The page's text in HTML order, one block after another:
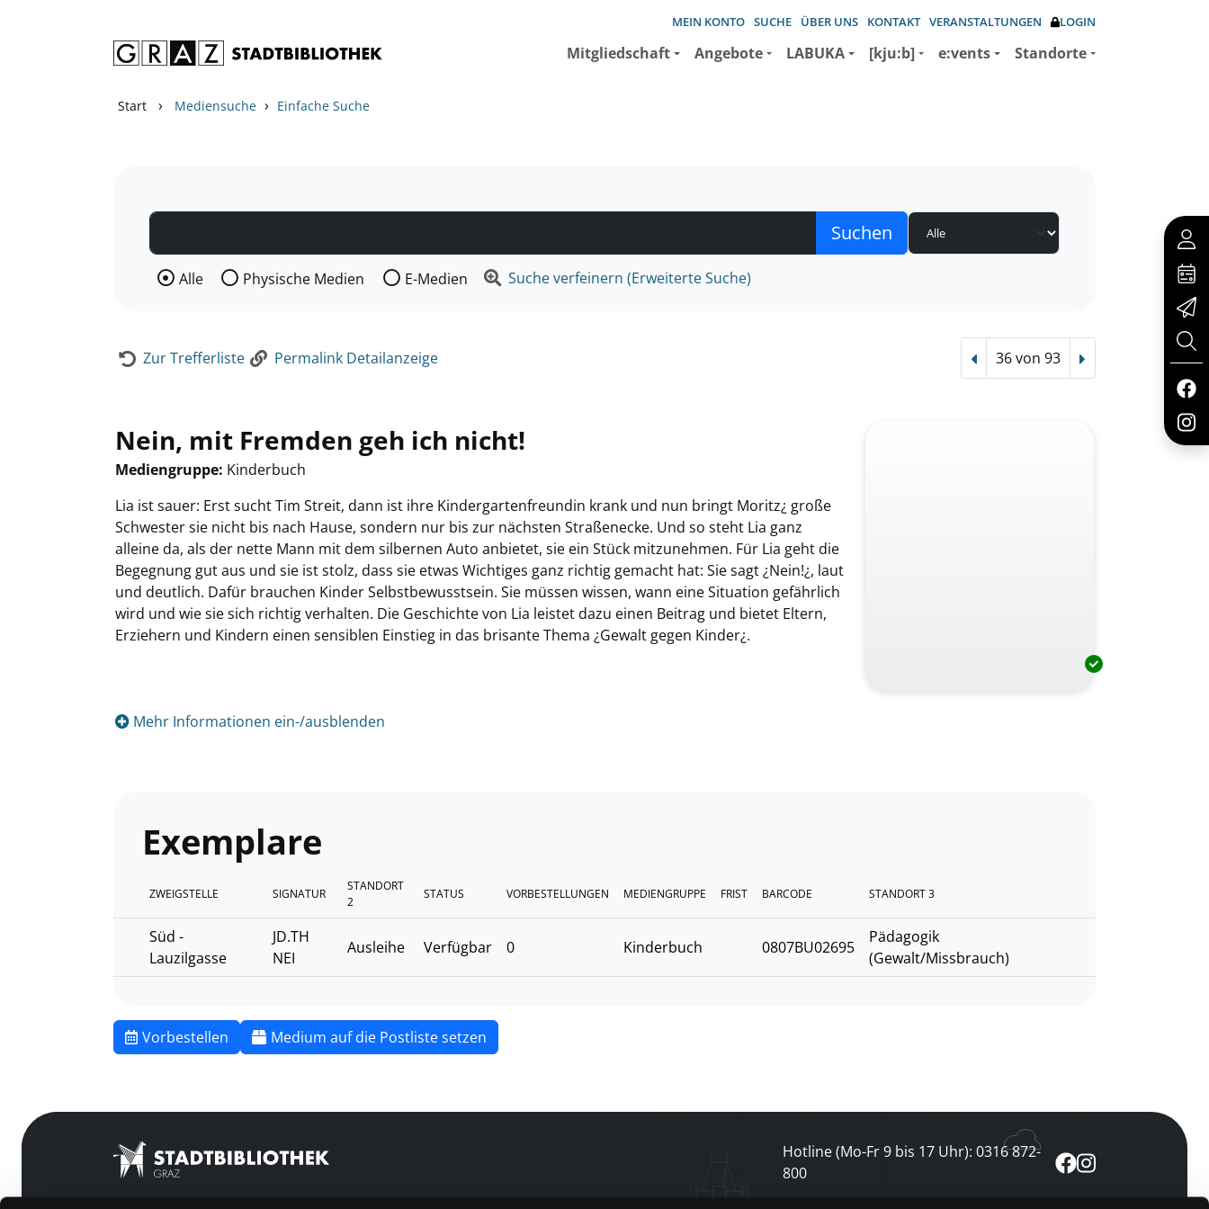
MEIN KONTO SUCHE ÜBER UNS KONTAKT VERANSTALTUNGEN LOGIN
Mitgliedschaft Angebote LABUKA [kju:b] e:vents Standorte
Start › Mediensuche › Einfache Suche
Wählen Sie die Medienart nach der Sie suchen wollen.
Alle Physische Medien E-Medien Suche verfeinern (Erweiterte Suche)
Zur Trefferliste Permalink Detailanzeige Vorheriger Treffer
36 von 93 Nächster Treffer
Nein, mit Fremden geh ich nicht!
Mediengruppe: Kinderbuch
Lia ist sauer: Erst sucht Tim Streit, dann ist ihre Kindergartenfreundin krank und nun bringt Moritz¿ große
Schwester sie nicht bis nach Hause, sondern nur bis zur nächsten Straßenecke. Und so steht Lia ganz
alleine da, als der nette Mann mit dem silbernen Auto anbietet, sie ein Stück mitzunehmen. Für Lia geht die
Begegnung gut aus und sie ist stolz, dass sie etwas Wichtiges ganz richtig gemacht hat: Sie sagt ¿Nein!¿, laut
und deutlich. Dafür brauchen Kinder Selbstbewusstsein. Sie müssen wissen, wann eine Situation gefährlich
wird und wie sie sich richtig verhalten. Die Geschichte von Lia leistet dazu einen Beitrag und bietet Eltern,
Erziehern und Kindern einen sensiblen Einstieg in das brisante Thema ¿Gewalt gegen Kinder¿.
Mehr Informationen ein-/ausblenden
Exemplare
ZWEIGSTELLE SIGNATUR
STANDORT
2
STATUS VORBESTELLUNGEN MEDIENGRUPPE FRIST BARCODE STANDORT 3
Süd -
Lauzilgasse
JD.TH
NEI
Ausleihe Verfügbar 0 Kinderbuch 0807BU02695
Pädagogik
(Gewalt/Missbrauch)
Vorbestellen Medium auf die Postliste setzen
Hotline (Mo-Fr 9 bis 17 Uhr): 0316 872-
800